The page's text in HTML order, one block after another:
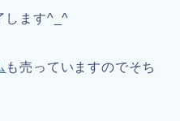
します^_^
も売っていますのでそち